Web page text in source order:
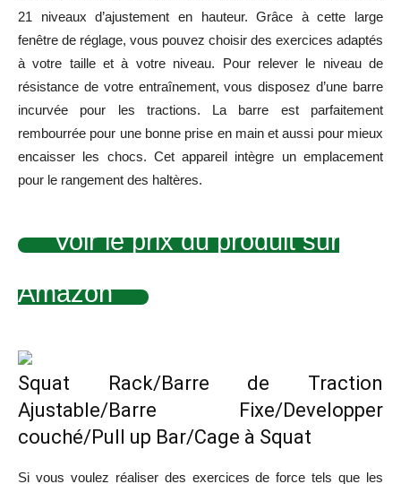
21 niveaux d’ajustement en hauteur. Grâce à cette large
fenêtre de réglage, vous pouvez choisir des exercices adaptés
à votre taille et à votre niveau. Pour relever le niveau de
résistance de votre entraînement, vous disposez d’une barre
incurvée pour les tractions. La barre est parfaitement
rembourrée pour une bonne prise en main et aussi pour mieux
encaisser les chocs. Cet appareil intègre un emplacement
pour le rangement des haltères.
Voir le prix du produit sur
Amazon
Squat Rack/Barre de Traction
Ajustable/Barre Fixe/Developper
couché/Pull up Bar/Cage à Squat
Si vous voulez réaliser des exercices de force tels que les